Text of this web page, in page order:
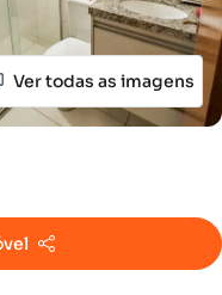
Ver todas as imagens